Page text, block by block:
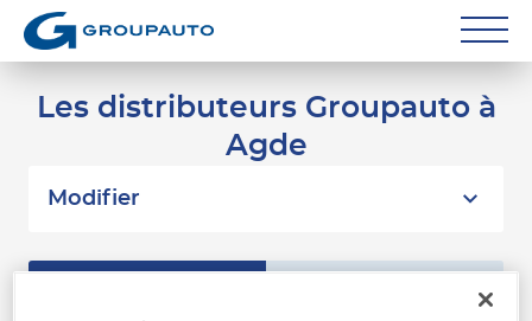
Carrossiers
Les distributeurs Groupauto à
Agde
Modifier